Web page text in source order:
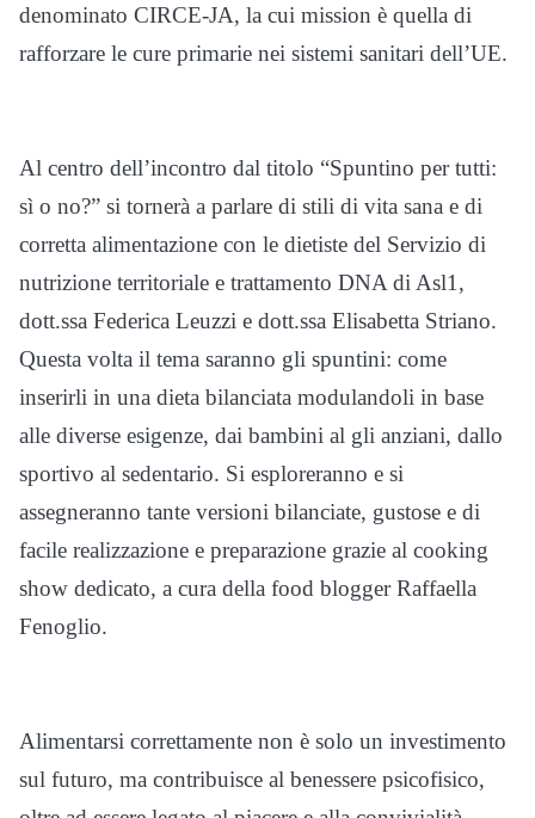
denominato CIRCE-JA, la cui mission è quella di
rafforzare le cure primarie nei sistemi sanitari dell’UE.
Al centro dell’incontro dal titolo “Spuntino per tutti:
sì o no?” si tornerà a parlare di stili di vita sana e di
corretta alimentazione con le dietiste del Servizio di
nutrizione territoriale e trattamento DNA di Asl1,
dott.ssa Federica Leuzzi e dott.ssa Elisabetta Striano.
Questa volta il tema saranno gli spuntini: come
inserirli in una dieta bilanciata modulandoli in base
alle diverse esigenze, dai bambini al gli anziani, dallo
sportivo al sedentario. Si esploreranno e si
assegneranno tante versioni bilanciate, gustose e di
facile realizzazione e preparazione grazie al cooking
show dedicato, a cura della food blogger Raffaella
Fenoglio.
Alimentarsi correttamente non è solo un investimento
sul futuro, ma contribuisce al benessere psicofisico,